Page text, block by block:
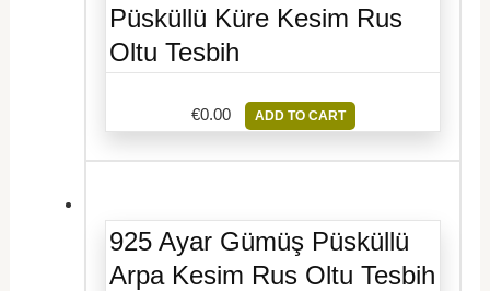
Püsküllü Küre Kesim Rus
Oltu Tesbih
€0.00 ADD TO CART
925 Ayar Gümüş Püsküllü
Arpa Kesim Rus Oltu Tesbih